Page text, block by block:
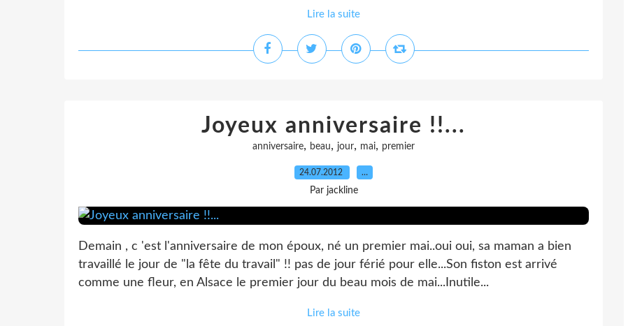
Lire la suite
Joyeux anniversaire !!...
anniversaire, beau, jour, mai, premier
24.07.2012 …
Par jackline
Demain , c 'est l'anniversaire de mon époux, né un premier mai..oui oui, sa maman a bien
travaillé le jour de "la fête du travail" !! pas de jour férié pour elle...Son fiston est arrivé
comme une fleur, en Alsace le premier jour du beau mois de mai...Inutile...
Lire la suite